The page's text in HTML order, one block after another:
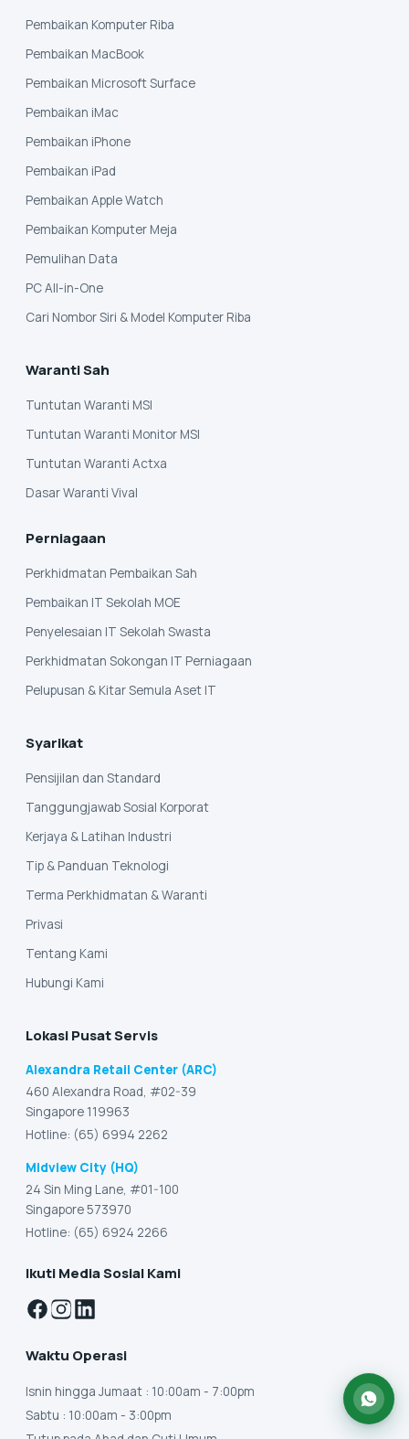
Pembaikan Komputer Riba
Pembaikan MacBook
Pembaikan Microsoft Surface
Pembaikan iMac
Pembaikan iPhone
Pembaikan iPad
Pembaikan Apple Watch
Pembaikan Komputer Meja
Pemulihan Data
PC All-in-One
Cari Nombor Siri & Model Komputer Riba
Waranti Sah
Tuntutan Waranti MSI
Tuntutan Waranti Monitor MSI
Tuntutan Waranti Actxa
Dasar Waranti Vival
Perniagaan
Perkhidmatan Pembaikan Sah
Pembaikan IT Sekolah MOE
Penyelesaian IT Sekolah Swasta
Perkhidmatan Sokongan IT Perniagaan
Pelupusan & Kitar Semula Aset IT
Syarikat
Pensijilan dan Standard
Tanggungjawab Sosial Korporat
Kerjaya & Latihan Industri
Tip & Panduan Teknologi
Terma Perkhidmatan & Waranti
Privasi
Tentang Kami
Hubungi Kami
Lokasi Pusat Servis
Alexandra Retail Center (ARC)
460 Alexandra Road, #02-39
Singapore 119963
Hotline: (65) 6994 2262
Midview City (HQ)
24 Sin Ming Lane, #01-100
Singapore 573970
Hotline: (65) 6924 2266
Ikuti Media Sosial Kami
Waktu Operasi
Isnin hingga Jumaat : 10:00am - 7:00pm
Sabtu : 10:00am - 3:00pm